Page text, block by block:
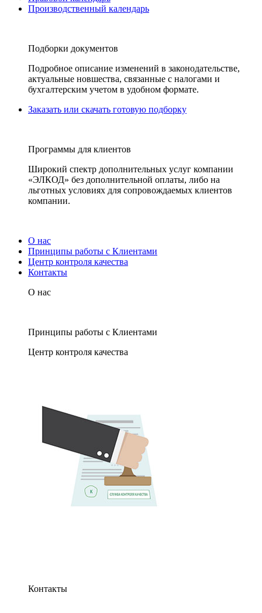
Производственный календарь
Подборки документов
Подробное описание изменений в законодательстве,
актуальные новшества, связанные с налогами и
бухгалтерским учетом в удобном формате.
Заказать или скачать готовую подборку
Программы для клиентов
Широкий спектр дополнительных услуг компании
«ЭЛКОД» без дополнительной оплаты, либо на
льготных условиях для сопровождаемых клиентов
компании.
О нас
Принципы работы с Клиентами
Центр контроля качества
Контакты
О нас
Принципы работы с Клиентами
Центр контроля качества
Контакты